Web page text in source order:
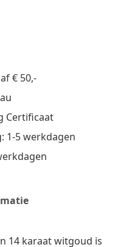
€ 50,-
Certificaat
1-5 werkdagen
14 karaat witgoud is